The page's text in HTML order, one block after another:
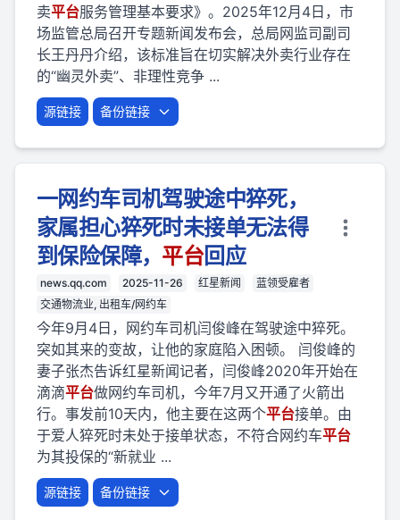
卖平台服务管理基本要求》。2025年12月4日，市
场监管总局召开专题新闻发布会，总局网监司副司
长王丹丹介绍，该标准旨在切实解决外卖行业存在
的“幽灵外卖”、非理性竞争 ...
源链接 备份链接
一网约车司机驾驶途中猝死，
家属担心猝死时未接单无法得
到保险保障， 平台回应
news.qq.com 2025-11-26 红星新闻
蓝领受雇者
交通物流业, 出租车/网约车
今年9月4日，网约车司机闫俊峰在驾驶途中猝死。
突如其来的变故，让他的家庭陷入困顿。 闫俊峰的
妻子张杰告诉红星新闻记者，闫俊峰2020年开始在
滴滴平台做网约车司机，今年7月又开通了火箭出
行。事发前10天内，他主要在这两个平台接单。由
于爱人猝死时未处于接单状态，不符合网约车平台
为其投保的“新就业 ...
源链接 备份链接